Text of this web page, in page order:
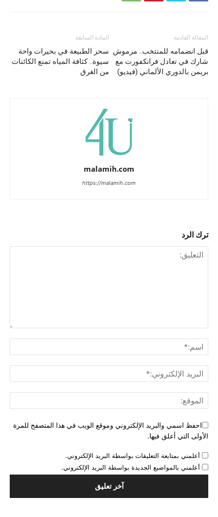
المادة السابقة
سحر الطبيعة في بحيرات واحة
سيوة.. كثافة المياه تمنع الكائنات
من الغرق
المقالة القادمة
قبل انضمامه للمنتخب.. مرموش
شارك في تعادل فرانكفورت مع
بريمن بالدوري الألماني (فيديو)
malamih.com
https://malamih.com
ترك الرد
احفظ اسمي والبريد الإلكتروني وموقع الويب في هذا المتصفح للمرة
الأولى التي أعلق فيها.
أعلمني بمتابعة التعليقات بواسطة البريد الإلكتروني.
أعلمني بالمواضيع الجديدة بواسطة البريد الإلكتروني.